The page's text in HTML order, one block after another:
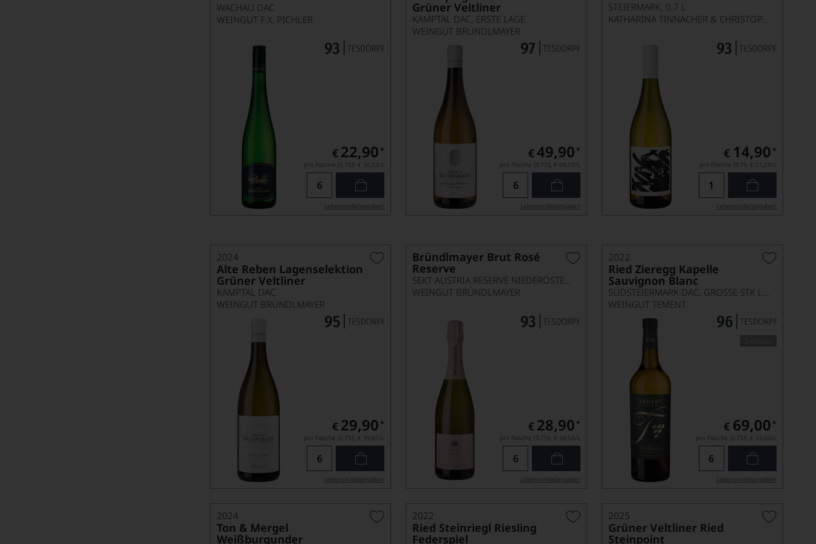
WACHAU DAC
WEINGUT F.X. PICHLER
€ 22,90 *
pro Flasche (0.75l), € 30,53/L
Lebensmittel­angaben
Grüner Veltliner
KAMPTAL DAC, ERSTE LAGE
WEINGUT BRÜNDLMAYER
€49,90 *
pro Flasche (0.75l), € 66,53/L
Lebensmittel­angaben
STEIERMARK, 0,7 L
KATHARINA TINNACHER & CHRISTOPH NEUMEISTER
€ 14,90 *
pro Flasche (0.7l), € 21,29/L
Lebensmittel­angaben
2024
Alte Reben Lagenselektion
Grüner Veltliner
KAMPTAL DAC
WEINGUT BRÜNDLMAYER
€ 29,90 *
pro Flasche (0.75l), € 39,87/L
Lebensmittel­angaben
Bründlmayer Brut Rosé
Reserve
SEKT AUSTRIA RESERVE NIEDERÖSTERREICH G.U.
WEINGUT BRÜNDLMAYER
€ 28,90 *
pro Flasche (0.75l), € 38,53/L
Lebensmittel­angaben
2022
Ried Zieregg Kapelle
Sauvignon Blanc
SÜDSTEIERMARK DAC, GROSSE STK LAGE
WEINGUT TEMENT
€ 69,00 *
pro Flasche (0.75l), € 92,00/L
Lebensmittel­angaben
2024
Ton & Mergel
Weißburgunder
2022
Ried Steinriegl Riesling
Federspiel
2025
Grüner Veltliner Ried
Steinpoint